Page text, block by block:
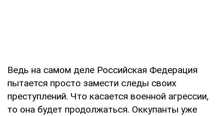
Ведь на самом деле Российская Федерация
пытается просто замести следы своих
преступлений. Что касается военной агрессии,
то она будет продолжаться. Оккупанты уже